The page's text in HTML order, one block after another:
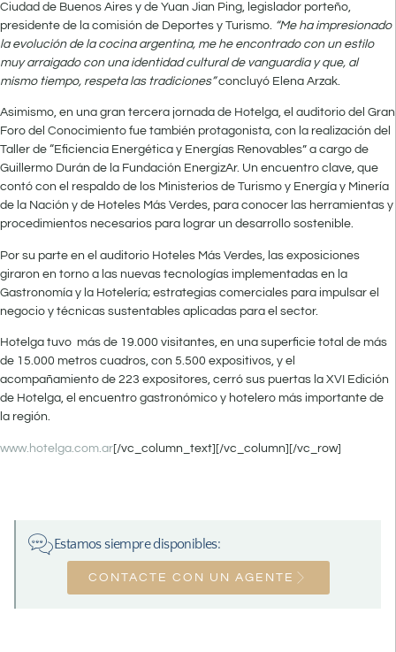
Ciudad de Buenos Aires y de Yuan Jian Ping, legislador porteño,
presidente de la comisión de Deportes y Turismo. “Me ha impresionado
la evolución de la cocina argentina, me he encontrado con un estilo
muy arraigado con una identidad cultural de vanguardia y que, al
mismo tiempo, respeta las tradiciones”concluyó Elena Arzak.
Asimismo, en una gran tercera jornada de Hotelga, el auditorio del Gran
Foro del Conocimiento fue también protagonista, con la realización del
Taller de “Eficiencia Energética y Energías Renovables” a cargo de
Guillermo Durán de la Fundación EnergizAr. Un encuentro clave, que
contó con el respaldo de los Ministerios de Turismo y Energía y Minería
de la Nación y de Hoteles Más Verdes, para conocer las herramientas y
procedimientos necesarios para lograr un desarrollo sostenible.
Por su parte en el auditorio Hoteles Más Verdes, las exposiciones
giraron en torno a las nuevas tecnologías implementadas en la
Gastronomía y la Hotelería; estrategias comerciales para impulsar el
negocio y técnicas sustentables aplicadas para el sector.
Hotelga tuvo más de 19.000 visitantes, en una superficie total de más
de 15.000 metros cuadros, con 5.500 expositivos, y el
acompañamiento de 223 expositores, cerró sus puertas la XVI Edición
de Hotelga, el encuentro gastronómico y hotelero más importante de
la región.
www.hotelga.com.ar[/vc_column_text][/vc_column][/vc_row]
Estamos siempre disponibles:
CONTACTE CON UN AGENTE